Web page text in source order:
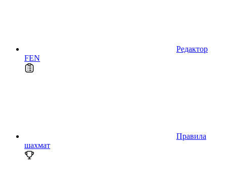
Редактор
FEN
Правила
шахмат